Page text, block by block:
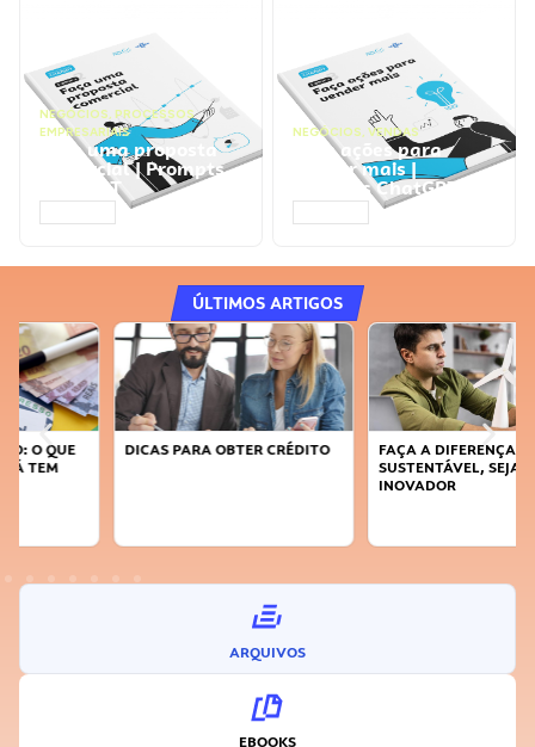
NEGÓCIOS, PROCESSOS
EMPRESARIAIS
Faça uma proposta
comercial | Prompts
ChatGPT
NEGÓCIOS, VENDAS
Faça ações para
vender mais |
Prompts ChatGPT
ÚLTIMOS ARTIGOS
DICAS PARA OBTER CRÉDITO
FAÇA A DIFERENÇA: SEJA
SUSTENTÁVEL, SEJA
ARQUIVOS
EBOOKS